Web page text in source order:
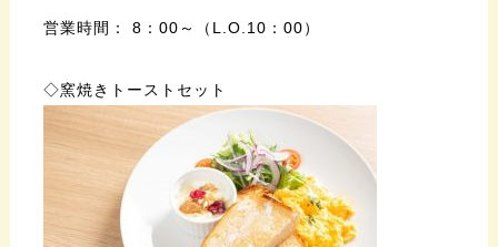
営業時間： 8：00～（L.O.10：00）
◇窯焼きトーストセット